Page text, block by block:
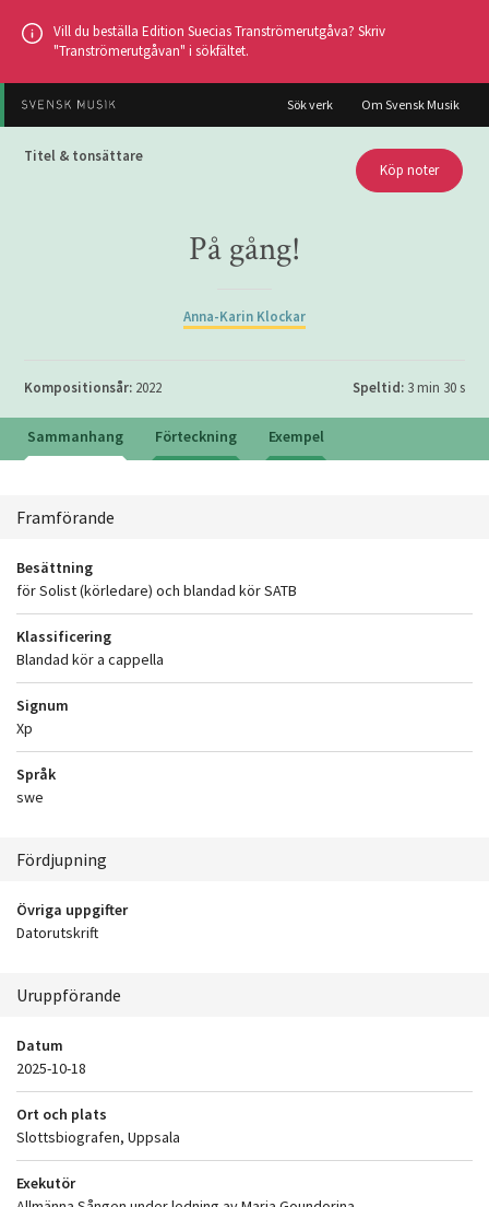
Hoppa
huvudinnehållet
Vill du beställa Edition Suecias Tranströmerutgåva? Skriv
"Tranströmerutgåvan" i sökfältet.
Sök verk Om Svensk Musik
Titel & tonsättare
Köp noter
På gång!
Anna-Karin Klockar
Kompositionsår: 2022 Speltid:3 min 30 s
Sammanhang Förteckning Exempel
Framförande
Besättning
för Solist (körledare) och blandad kör SATB
Klassificering
Blandad kör a cappella
Signum
Xp
Språk
swe
Fördjupning
Övriga uppgifter
Datorutskrift
Uruppförande
Datum
2025-10-18
Ort och plats
Slottsbiografen, Uppsala
Exekutör